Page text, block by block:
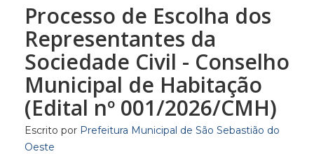
Processo de Escolha dos
Representantes da
Sociedade Civil - Conselho
Municipal de Habitação
(Edital nº 001/2026/CMH)
Escrito por Prefeitura Municipal de São Sebastião do
Oeste